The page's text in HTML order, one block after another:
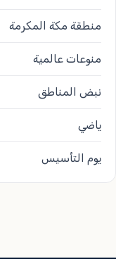
منطقة مكة المكرمة
منوعات عالمية
نبض المناطق
ياضي
يوم التأسيس